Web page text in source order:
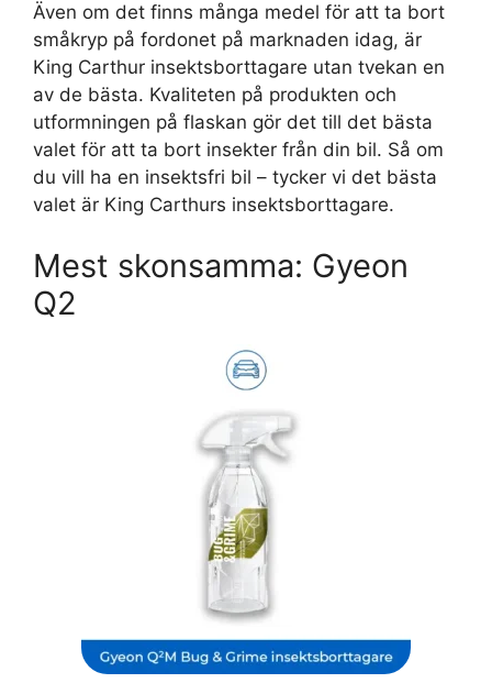
Även om det finns många medel för att ta bort
småkryp på fordonet på marknaden idag, är
King Carthur insektsborttagare utan tvekan en
av de bästa. Kvaliteten på produkten och
utformningen på flaskan gör det till det bästa
valet för att ta bort insekter från din bil. Så om
du vill ha en insektsfri bil – tycker vi det bästa
valet är King Carthurs insektsborttagare.
Mest skonsamma: Gyeon
Q2